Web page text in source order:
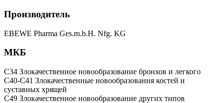
Производитель
EBEWE Pharma Ges.m.b.H. Nfg. KG
МКБ
C34 Злокачественное новообразование бронхов и легкого
C40-C41 Злокачественные новообразования костей и
суставных хрящей
C49 Злокачественное новообразование других типов